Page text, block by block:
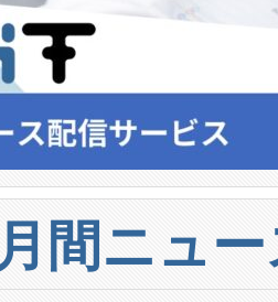
月間ニュ